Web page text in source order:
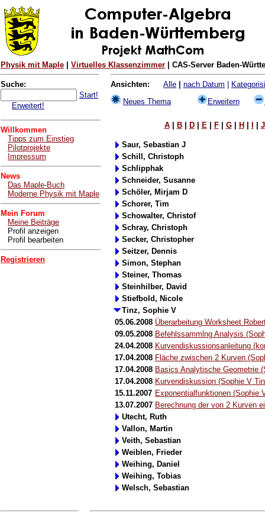
Physik mit Maple Virtuelles Klassenzimmer | CAS-Server Baden-
Suche:
Start!
Erweitert!
Willkommen
Tipps zum Einstieg
Pilotprojekte
Impressum
News
Das Maple-Buch
Moderne Physik mit Maple
Mein Forum
Meine Beiträge
Profil anzeigen
Profil bearbeiten
Registrieren
Ansichten: Alle nach Datum
Neues Thema
Erweitern
A| B| D| E| F| G| H J
Saur, Sebastian J
Schill, Christoph
Schlipphak
Schneider, Susanne
Schöler, Mirjam D
Schorer, Tim
Schowalter, Christof
Schray, Christoph
Secker, Christopher
Seitzer, Dennis
Simon, Stephan
Steiner, Thomas
Steinhilber, David
Stiefbold, Nicole
Tinz, Sophie V
05.06.2008 Überarbeitung Worksheet
09.05.2008 Befehlssammlng Analysis
24.04.2008 Kurvendiskussionsanleitung
17.04.2008 Fläche zwischen 2 Kurven
17.04.2008 Basics Analytische Geometrie
17.04.2008 Kurvendiskussion (Sophie V
15.11.2007 Exponentialfunktionen (Sophie
13.07.2007 Berechnung der von 2 Kurven
Utecht, Ruth
Vallon, Martin
Veith, Sebastian
Weiblen, Frieder
Weihing, Daniel
Weihing, Tobias
Welsch, Sebastian